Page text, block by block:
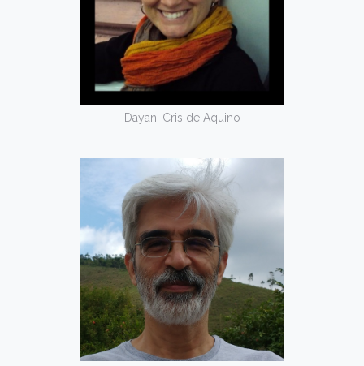
Dayani Cris de Aquino